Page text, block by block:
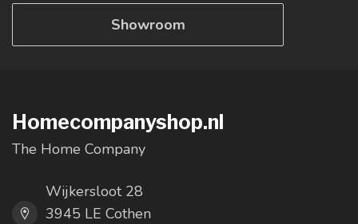
Showroom
Homecompanyshop.nl
The Home Company
Wijkersloot 28
3945 LE Cothen